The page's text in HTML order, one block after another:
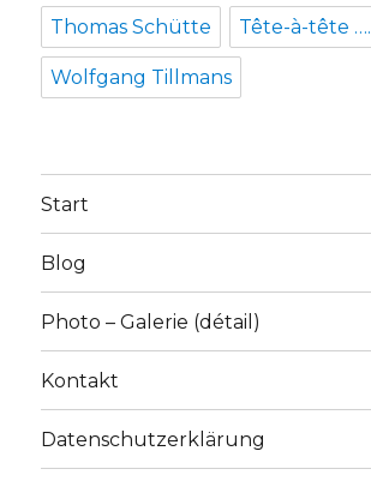
Thomas Schütte Tête-à-tête ….
Wolfgang Tillmans
Start
Blog
Photo – Galerie (détail)
Kontakt
Datenschutzerklärung